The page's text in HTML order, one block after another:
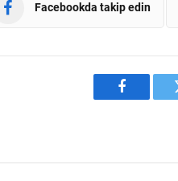
Facebookda takip edin
Facebook